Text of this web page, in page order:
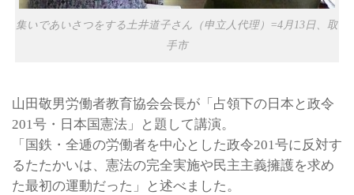
集いであいさつをする土井道子さん（申立人代理）=4月13日、取
手市
山田敬男労働者教育協会会長が「占領下の日本と政令
201号・日本国憲法」と題して講演。
「国鉄・全逓の労働者を中心とした政令201号に反対す
るたたかいは、憲法の完全実施や民主主義擁護を求め
た最初の運動だった」と述べました。